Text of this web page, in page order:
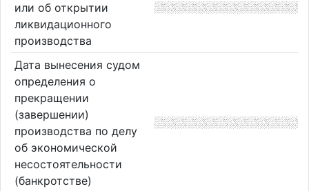
или об открытии
ликвидационного
производства
Дата вынесения судом
определения о
прекращении
(завершении)
производства по делу
об экономической
несостоятельности
(банкротстве)